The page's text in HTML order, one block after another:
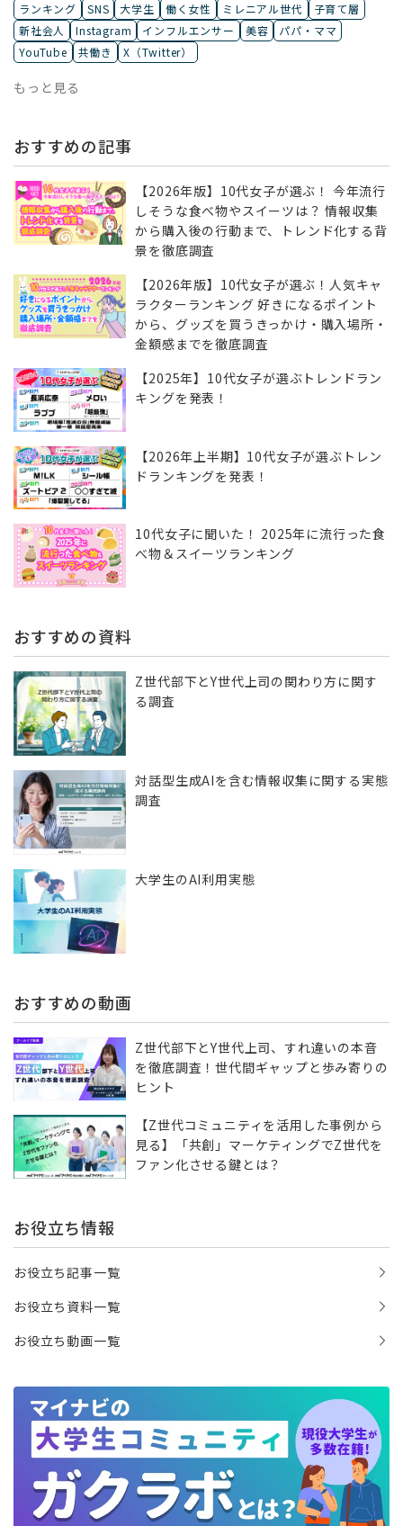
ランキング
SNS 大学生 働く女性 ミレニアル世代
子育て層
新社会人
Instagram インフルエンサー 美容
パパ・ママ
YouTube
共働き X（Twitter）
もっと見る
おすすめの記事
【2026年版】10代女子が選ぶ！ 今年流行
しそうな食べ物やスイーツは？ 情報収集
から購入後の行動まで、トレンド化する背
景を徹底調査
【2026年版】10代女子が選ぶ！人気キャ
ラクターランキング 好きになるポイント
から、グッズを買うきっかけ・購入場所・
金額感までを徹底調査
【2025年】10代女子が選ぶトレンドラン
キングを発表！
【2026年上半期】10代女子が選ぶトレン
ドランキングを発表！
10代女子に聞いた！ 2025年に流行った食
べ物＆スイーツランキング
おすすめの資料
Z世代部下とY世代上司の関わり方に関す
る調査
対話型生成AIを含む情報収集に​関する実態
調査
大学生のAI利用実態
おすすめの動画
Z世代部下とY世代上司、すれ違いの本音
を徹底調査！世代間ギャップと歩み寄りの
ヒント
【Z世代コミュニティを活用した事例から
見る】「共創」マーケティングでZ世代を
ファン化させる鍵とは？
お役立ち情報
お役立ち記事一覧
お役立ち資料一覧
お役立ち動画一覧